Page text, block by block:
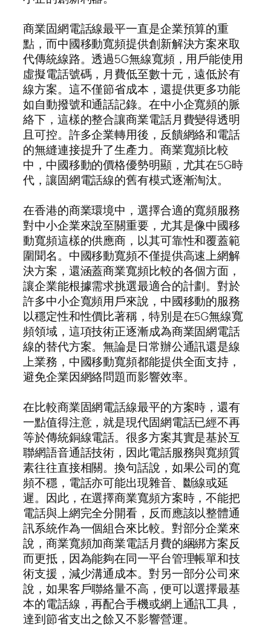
商業固網電話線最平一直是企業預算的重
點，而中國移動寬頻提供創新解決方案來取
代傳統線路。透過5G無線寬頻，用戶能使用
虛擬電話號碼，月費低至數十元，遠低於有
線方案。這不僅節省成本，還提供更多功能
如自動撥號和通話記錄。在中小企寬頻的脈
絡下，這樣的整合讓商業電話月費變得透明
且可控。許多企業轉用後，反饋網絡和電話
的無縫連接提升了生產力。商業寬頻比較
中，中國移動的價格優勢明顯，尤其在5G時
代，讓固網電話線的舊有模式逐漸淘汰。
在香港的商業環境中，選擇合適的寬頻服務
對中小企業來說至關重要，尤其是像中國移
動寬頻這樣的供應商，以其可靠性和覆蓋範
圍聞名。中國移動寬頻不僅提供高速上網解
決方案，還涵蓋商業寬頻比較的各個方面，
讓企業能根據需求挑選最適合的計劃。對於
許多中小企寬頻用戶來說，中國移動的服務
以穩定性和性價比著稱，特別是在5G無線寬
頻領域，這項技術正逐漸成為商業固網電話
線的替代方案。無論是日常辦公通訊還是線
上業務，中國移動寬頻都能提供全面支持，
避免企業因網絡問題而影響效率。
在比較商業固網電話線最平的方案時，還有
一點值得注意，就是現代固網電話已經不再
等於傳統銅線電話。很多方案其實是基於互
聯網語音通話技術，因此電話服務與寬頻質
素往往直接相關。換句話說，如果公司的寬
頻不穩，電話亦可能出現雜音、斷線或延
遲。因此，在選擇商業寬頻方案時，不能把
電話與上網完全分開看，反而應該以整體通
訊系統作為一個組合來比較。對部分企業來
說，商業寬頻加商業電話月費的綑綁方案反
而更抵，因為能夠在同一平台管理帳單和技
術支援，減少溝通成本。對另一部分公司來
說，如果客戶聯絡量不高，便可以選擇最基
本的電話線，再配合手機或網上通訊工具，
達到節省支出之餘又不影響營運。